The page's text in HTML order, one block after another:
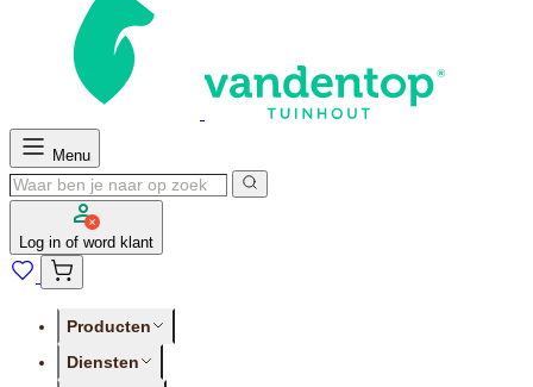
Menu
Log in of word klant
Producten
Diensten